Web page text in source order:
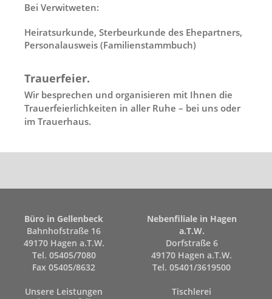
Bei Verwitweten:
Heiratsurkunde, Sterbeurkunde des Ehepartners,
Personalausweis (Familienstammbuch)
Trauerfeier.
Wir besprechen und organisieren mit Ihnen die
Trauerfeierlichkeiten in aller Ruhe – bei uns oder
im Trauerhaus.
Büro in Gellenbeck
Bahnhofstraße 16
49170 Hagen a.T.W.
Tel. 05405/7080
Fax 05405/8632
Nebenfiliale in Hagen
a.T.W.
Dorfstraße 6
49170 Hagen a.T.W.
Tel. 05401/3619500
Unsere Leistungen
Tischlerei